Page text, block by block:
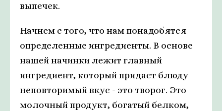
выпечек.
Начнем с того, что нам понадобятся
определенные ингредиенты. В основе
нашей начинки лежит главный
ингредиент, который придаст блюду
неповторимый вкус - это творог. Это
молочный продукт, богатый белком,